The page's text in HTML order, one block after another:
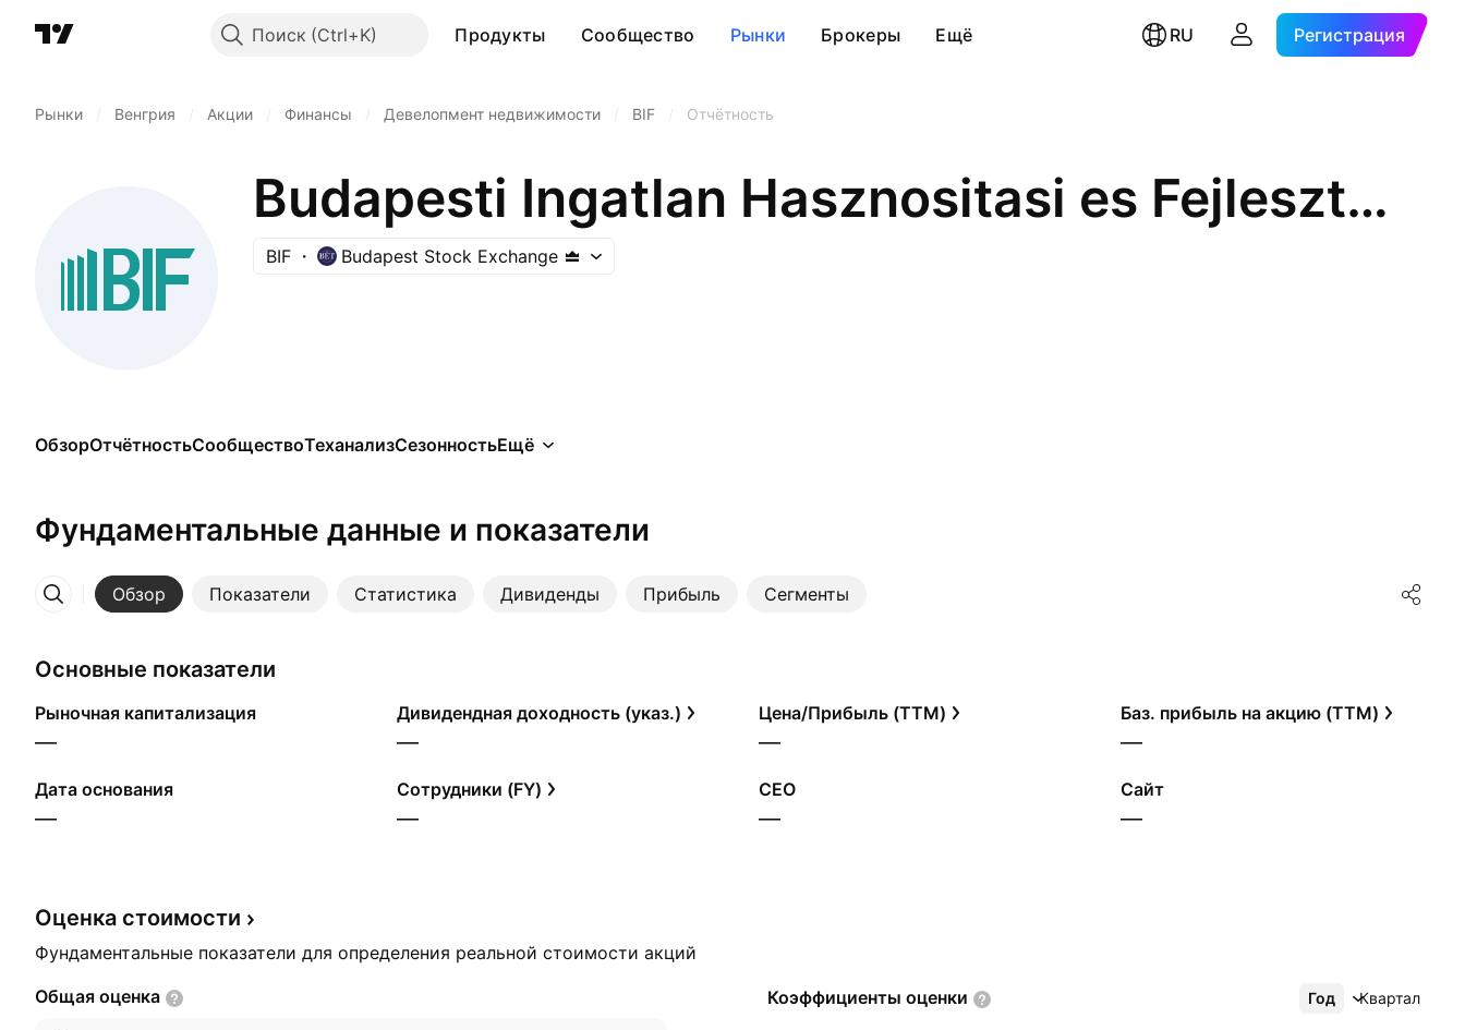
Поиск Продукты Сообщество Рынки Брокеры Ещё RU Регистрация
Рынки Венгрия Акции Финансы Девелопмент недвижимости BIF Отчётность
Budapesti Ingatlan Hasznositasi es Fejlesztesi Nyrt
BIF Budapest Stock Exchange
ОбзорОтчётностьСообществоТеханализСезонностьЕщё
Фундаментальные данные и показатели
Обзор Показатели Статистика Дивиденды Прибыль Сегменты
Ещё
Основные показатели
Рыночная капитализация
—
Дивидендная доходность (указ.)
—
Цена/Прибыль (TTM)
—
Баз. прибыль на акцию (TTM)
—
Дата основания
—
Сотрудники (FY)
—
CEO
—
Сайт
—
Оценка стоимости
Фундаментальные показатели для определения реальной стоимости акций
Общая оценка Коэффициенты оценки Год Квартал
Ещё